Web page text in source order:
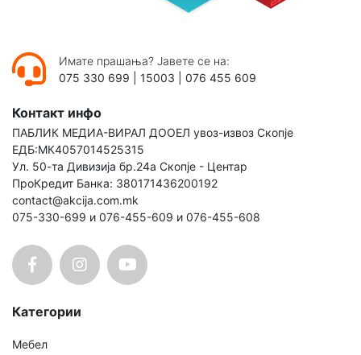
Имате прашања? Јавете се на:
075 330 699
15003 076 455 609
Контакт инфо
ПАБЛИК МЕДИА-ВИРАЛ ДООЕЛ увоз-извоз Скопје
ЕДБ:МК4057014525315
Ул. 50-та Дивизија бр.24а Скопје - Центар
ПроКредит Банка: 380171436200192
contact@akcija.com.mk
075-330-699 и 076-455-609 и 076-455-608
Категории
Мебел